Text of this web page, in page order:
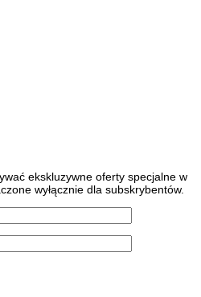
ekskluzywne oferty specjalne w
wyłącznie dla subskrybentów.